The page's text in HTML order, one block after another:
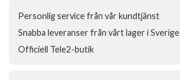
Personlig service från vår kundtjänst
Snabba leveranser från vårt lager i Sverige
Officiell Tele2-butik